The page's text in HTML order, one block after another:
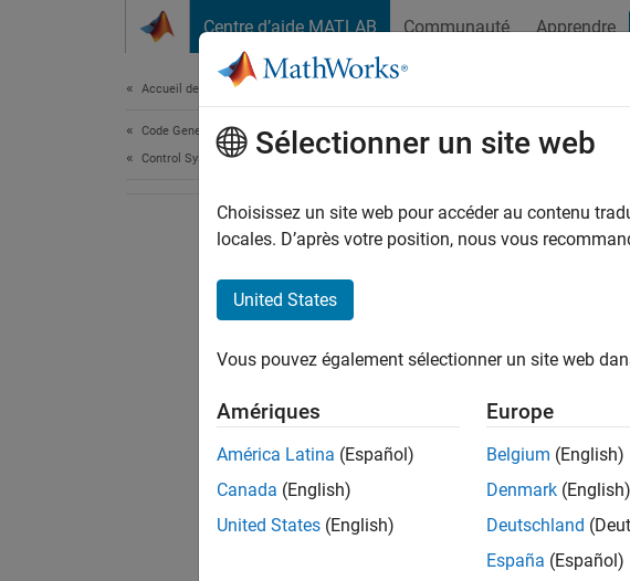
Centre d’aide MATLAB Communauté Apprendre
Accueil de la documentation
Code Generation
Control Systems
Sélectionner un site web
Choisissez un site web pour accéder au contenu
locales. D’après votre position, nous vous
United States
Vous pouvez également sélectionner un site web
Amériques
América Latina (Español)
Canada (English)
United States (English)
Europe
Belgium (English)
Denmark (English)
Deutschland
España (Español)